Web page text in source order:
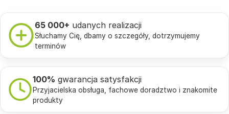
65 000+ udanych realizacji
Słuchamy Cię, dbamy o szczegóły, dotrzymujemy
terminów
100% gwarancja satysfakcji
Przyjacielska obsługa, fachowe doradztwo i znakomite
produkty